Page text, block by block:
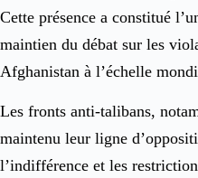
Cette présence a constitué
maintien du débat sur les
Afghanistan à l’échelle
Les fronts anti-talibans,
maintenu leur ligne
l’indifférence et les